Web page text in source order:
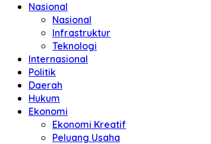
Nasional
Nasional
Infrastruktur
Teknologi
Internasional
Politik
Daerah
Hukum
Ekonomi
Ekonomi Kreatif
Peluang Usaha